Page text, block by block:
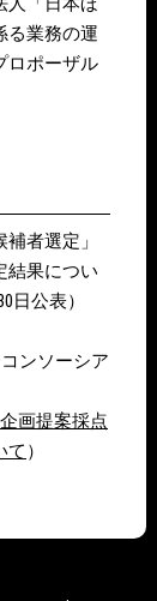
ーへの出
入札につ
日本産ほ
入札につ
競争入札
る業務の運
ロポーザル
者選定」
結果につい
日公表）
ンソーシア
画提案採点
て ）